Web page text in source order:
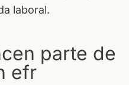
laboral.
parte de
efr